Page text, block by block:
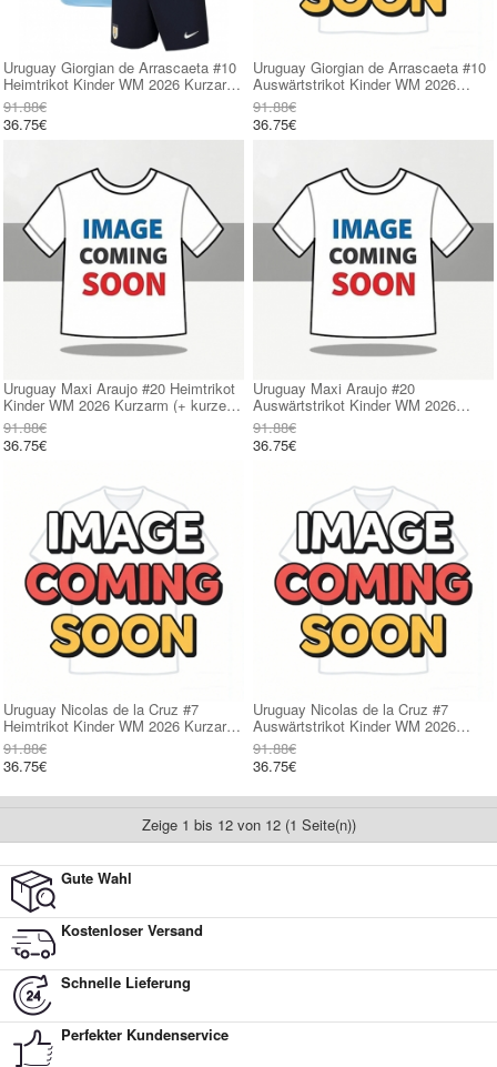
Uruguay Giorgian de Arrascaeta #10
Heimtrikot Kinder WM 2026 Kurzarm
(+ kurze hosen)
91.88€
36.75€
Uruguay Giorgian de Arrascaeta #10
Auswärtstrikot Kinder WM 2026
Kurzarm (+ kurze hosen)
91.88€
36.75€
Uruguay Maxi Araujo #20 Heimtrikot
Kinder WM 2026 Kurzarm (+ kurze
hosen)
91.88€
36.75€
Uruguay Maxi Araujo #20
Auswärtstrikot Kinder WM 2026
Kurzarm (+ kurze hosen)
91.88€
36.75€
Uruguay Nicolas de la Cruz #7
Heimtrikot Kinder WM 2026 Kurzarm
(+ kurze hosen)
91.88€
36.75€
Uruguay Nicolas de la Cruz #7
Auswärtstrikot Kinder WM 2026
Kurzarm (+ kurze hosen)
91.88€
36.75€
Zeige 1 bis 12 von 12 (1 Seite(n))
Gute Wahl
Kostenloser Versand
Schnelle Lieferung
Perfekter Kundenservice